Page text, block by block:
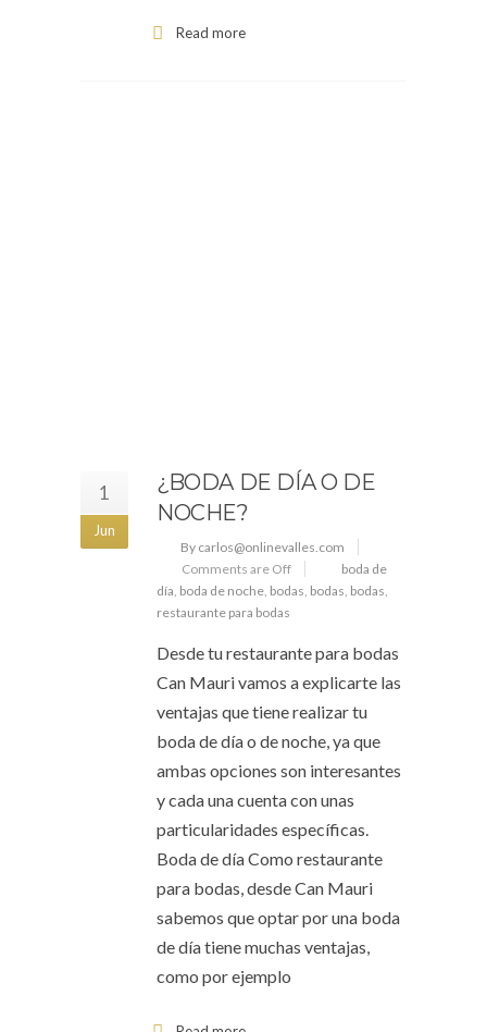
Read more
1
Jun
¿BODA DE DÍA O DE
NOCHE?
By carlos@onlinevalles.com
Comments are Off
boda de
día, boda de noche, bodas, bodas, bodas,
restaurante para bodas
Desde tu restaurante para bodas
Can Mauri vamos a explicarte las
ventajas que tiene realizar tu
boda de día o de noche, ya que
ambas opciones son interesantes
y cada una cuenta con unas
particularidades específicas.
Boda de día Como restaurante
para bodas, desde Can Mauri
sabemos que optar por una boda
de día tiene muchas ventajas,
como por ejemplo